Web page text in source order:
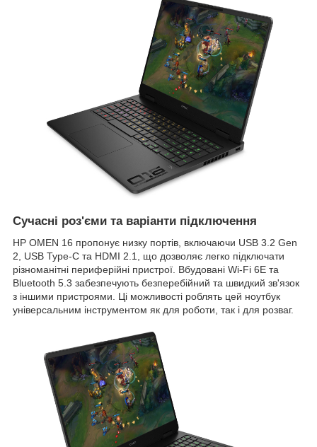
Сучасні роз'єми та варіанти підключення
HP OMEN 16 пропонує низку портів, включаючи USB 3.2 Gen
2, USB Type-C та HDMI 2.1, що дозволяє легко підключати
різноманітні периферійні пристрої. Вбудовані Wi-Fi 6E та
Bluetooth 5.3 забезпечують безперебійний та швидкий зв'язок
з іншими пристроями. Ці можливості роблять цей ноутбук
універсальним інструментом як для роботи, так і для розваг.